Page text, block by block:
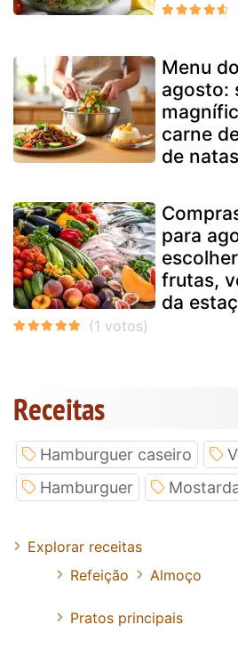
Menu
agosto:
carne
de natas
para
frutas,
da
Receitas
Hamburguer caseiro
Hamburguer
Explorar receitas
Refeição
Almoço
Pratos principais